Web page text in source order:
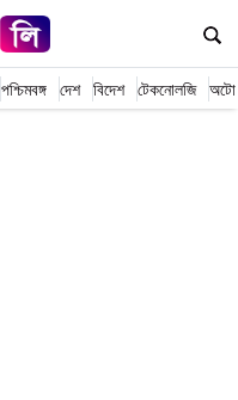
পশ্চিমবঙ্গ দেশ বিদেশ টেকনোলজি অটো